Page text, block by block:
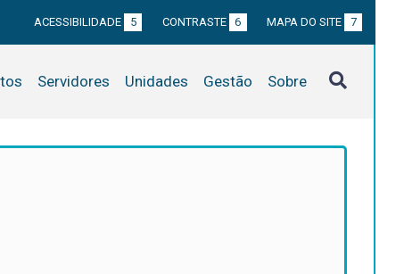
ACESSIBILIDADE 5 CONTRASTE 6 MAPA DO SITE 7
Servidores Unidades Gestão Sobre